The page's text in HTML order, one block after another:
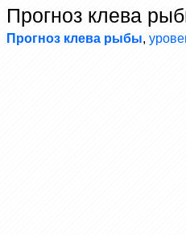
Прогноз клева
Прогноз клева рыбы,